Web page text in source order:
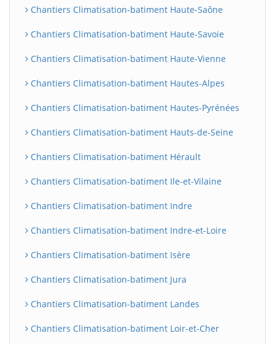
Chantiers Climatisation-batiment Haute-Saône
Chantiers Climatisation-batiment Haute-Savoie
Chantiers Climatisation-batiment Haute-Vienne
Chantiers Climatisation-batiment Hautes-Alpes
Chantiers Climatisation-batiment Hautes-Pyrénées
Chantiers Climatisation-batiment Hauts-de-Seine
Chantiers Climatisation-batiment Hérault
Chantiers Climatisation-batiment Ile-et-Vilaine
Chantiers Climatisation-batiment Indre
Chantiers Climatisation-batiment Indre-et-Loire
Chantiers Climatisation-batiment Isère
Chantiers Climatisation-batiment Jura
Chantiers Climatisation-batiment Landes
Chantiers Climatisation-batiment Loir-et-Cher